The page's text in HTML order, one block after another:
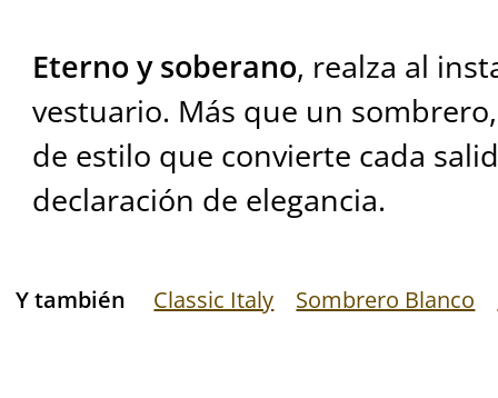
Eterno y soberano, realza al
vestuario. Más que un
de estilo que convierte cada
declaración de elegancia.
Y también Classic Italy Sombrero Blanco